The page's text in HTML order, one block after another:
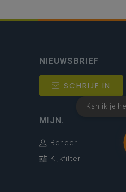
Kan ik je
NIEUWSBRIEF
SCHRIJF IN
MIJN.
Beheer
Kijkfilter